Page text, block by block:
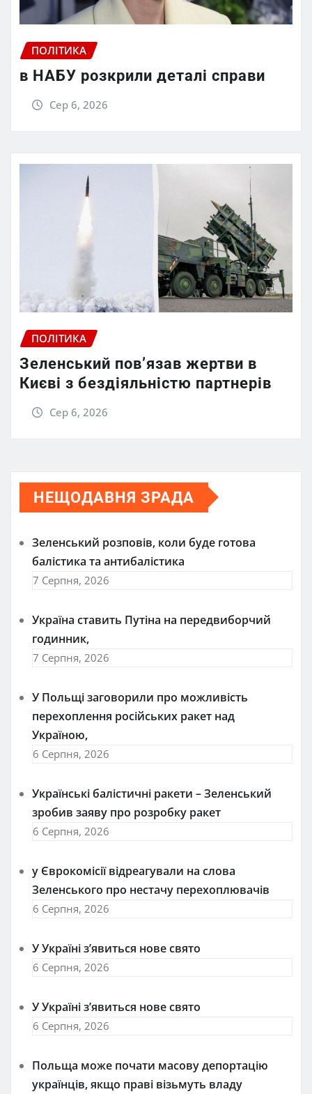
ПОЛІТИКА
в НАБУ розкрили деталі справи
Сер 6, 2026
ПОЛІТИКА
Зеленський пов’язав жертви в
Києві з бездіяльністю партнерів
Сер 6, 2026
НЕЩОДАВНЯ ЗРАДА
Зеленський розповів, коли буде готова
балістика та антибалістика
7 Серпня, 2026
Україна ставить Путіна на передвиборчий
годинник,
7 Серпня, 2026
У Польщі заговорили про можливість
перехоплення російських ракет над
Україною,
6 Серпня, 2026
Українські балістичні ракети – Зеленський
зробив заяву про розробку ракет
6 Серпня, 2026
у Єврокомісії відреагували на слова
Зеленського про нестачу перехоплювачів
6 Серпня, 2026
У Україні з’явиться нове свято
6 Серпня, 2026
У Україні з’явиться нове свято
6 Серпня, 2026
Польща може почати масову депортацію
українців, якщо праві візьмуть владу